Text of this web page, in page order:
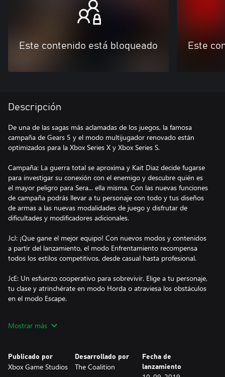
Este contenido está bloqueado Este
Descripción
De una de las sagas más aclamadas de los juegos, la famosa
campaña de Gears 5 y el modo multijugador renovado están
optimizados para la Xbox Series X y Xbox Series S.
Campaña: La guerra total se aproxima y Kait Diaz decide fugarse
para investigar su conexión con el enemigo y descubre quién es
el mayor peligro para Sera... ella misma. Con las nuevas funciones
de campaña podrás llevar a tu personaje con todo y tus diseños
de armas a las nuevas modalidades de juego y disfrutar de
dificultades y modificadores adicionales.
JcJ: ¡Que gane el mejor equipo! Con nuevos modos y contenidos
a partir del lanzamiento, el modo Enfrentamiento recompensa
todos los estilos competitivos, desde casual hasta profesional.
JcE: Un esfuerzo cooperativo para sobrevivir. Elige a tu personaje,
tu clase y atrinchérate en modo Horda o atraviesa los obstáculos
en el modo Escape.
aprovechar las ventajas de las consolas Xbox Series X y Series S,
actualización variables. Además, resolución hasta Ultra HDR 4K
en la consola Series X.
Mostrar más
Publicado por
Xbox Game Studios
Desarrollado por
The Coalition
Fecha de
lanzamiento